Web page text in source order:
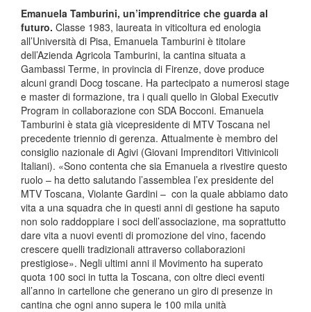
Emanuela Tamburini, un’imprenditrice che guarda al
futuro. Classe 1983, laureata in viticoltura ed enologia
all’Università di Pisa, Emanuela Tamburini è titolare
dell’Azienda Agricola Tamburini, la cantina situata a
Gambassi Terme, in provincia di Firenze, dove produce
alcuni grandi Docg toscane. Ha partecipato a numerosi stage
e master di formazione, tra i quali quello in Global Executiv
Program in collaborazione con SDA Bocconi. Emanuela
Tamburini è stata già vicepresidente di MTV Toscana nel
precedente triennio di gerenza. Attualmente è membro del
consiglio nazionale di Agivi (Giovani Imprenditori Vitivinicoli
Italiani). «Sono contenta che sia Emanuela a rivestire questo
ruolo – ha detto salutando l’assemblea l’ex presidente del
MTV Toscana, Violante Gardini – con la quale abbiamo dato
vita a una squadra che in questi anni di gestione ha saputo
non solo raddoppiare i soci dell’associazione, ma soprattutto
dare vita a nuovi eventi di promozione del vino, facendo
crescere quelli tradizionali attraverso collaborazioni
prestigiose». Negli ultimi anni il Movimento ha superato
quota 100 soci in tutta la Toscana, con oltre dieci eventi
all’anno in cartellone che generano un giro di presenze in
cantina che ogni anno supera le 100 mila unità